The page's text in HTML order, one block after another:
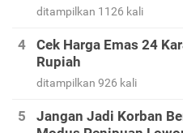
ditampilkan 1126 kali
Cek Harga Emas 24
Rupiah
ditampilkan 926 kali
Jangan Jadi Korban